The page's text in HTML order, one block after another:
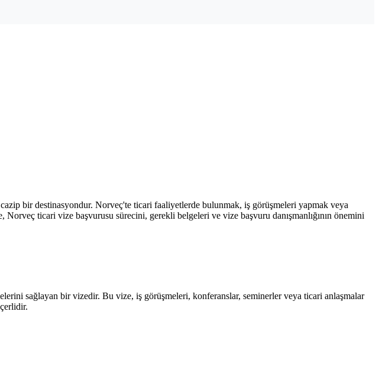
bir destinasyondur. Norveç'te ticari faaliyetlerde bulunmak, iş görüşmeleri yapmak veya
ticari vize başvurusu sürecini, gerekli belgeleri ve vize başvuru danışmanlığının önemini
sağlayan bir vizedir. Bu vize, iş görüşmeleri, konferanslar, seminerler veya ticari anlaşmalar